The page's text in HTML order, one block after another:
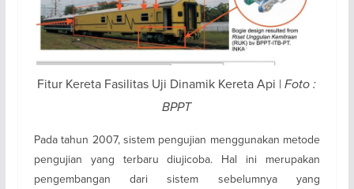
Fitur Kereta Fasilitas Uji Dinamik Kereta Api |Foto :
BPPT
Pada tahun 2007, sistem pengujian menggunakan metode
pengujian yang terbaru diujicoba. Hal ini merupakan
pengembangan dari sistem sebelumnya yang